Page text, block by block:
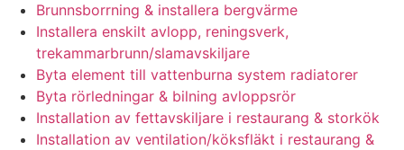
Brunnsborrning & installera bergvärme
Installera enskilt avlopp, reningsverk,
trekammarbrunn/slamavskiljare
Byta element till vattenburna system radiatorer
Byta rörledningar & bilning avloppsrör
Installation av fettavskiljare i restaurang & storkök
Installation av ventilation/köksfläkt i restaurang &